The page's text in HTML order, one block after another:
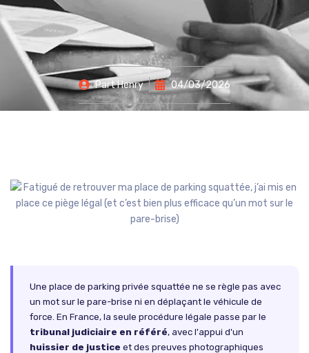
PartHenry 04/03/2026
Une place de parking privée squattée ne se règle pas avec
un mot sur le pare-brise ni en déplaçant le véhicule de
force. En France, la seule procédure légale passe par le
tribunal judiciaire en référé, avec l'appui d'un
huissier de justice et des preuves photographiques